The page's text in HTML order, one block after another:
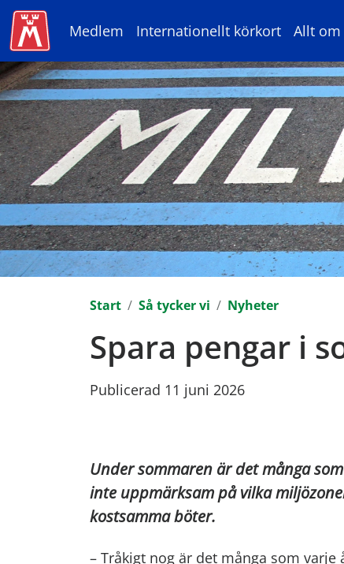
Medlem Internationellt körkort Allt
Start Så tycker vi Nyheter
Spara pengar i
Publicerad 11 juni 2026
Under sommaren är det många
inte uppmärksam på vilka
kostsamma böter.
– Tråkigt nog är det många som